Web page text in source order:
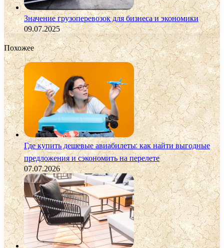
Значение грузоперевозок для бизнеса и экономики
09.07.2025
Похожее
Где купить дешевые авиабилеты: как найти выгодные
предложения и сэкономить на перелете
07.07.2026